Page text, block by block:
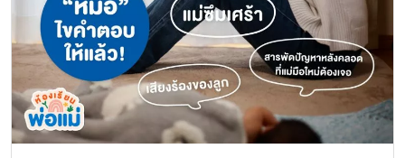
ค่ะ ติดไออุ่นจากเต้าแม่ การให้ลูกกินนมแม่จากเต้านมจะมีกลไกการกิน
แตกต่างจากการกินนมจากขวด มีลักษณะการเคลื่อนที่ของลิ้นและการ
ขยับของขากรรไกรที่ต่างกัน โดยในระหว่างการกินนมจากเต้า ทารกจะ
มีการหายใจที่สัมพันธ์กับการดูดและกลืนน้ำนม ดังนั้นเมื่อเปลี่ยนจาก
เต้านมแม่เป็นขวด จะต้องใช้เวลาและความเข้าใจ เพื่อที่จะทำให้ลูก
หัดกินนมจากขวดได้ รสชาตินม / กลิ่นที่กินจากขวด เปลี่ยนไป ไม่คุ้น
เคย ก่อนที่จะให้นมลูกผ่านขวด ควรดมกลิ่นนมที่แม่สต็อคไว้ ว่าเสีย